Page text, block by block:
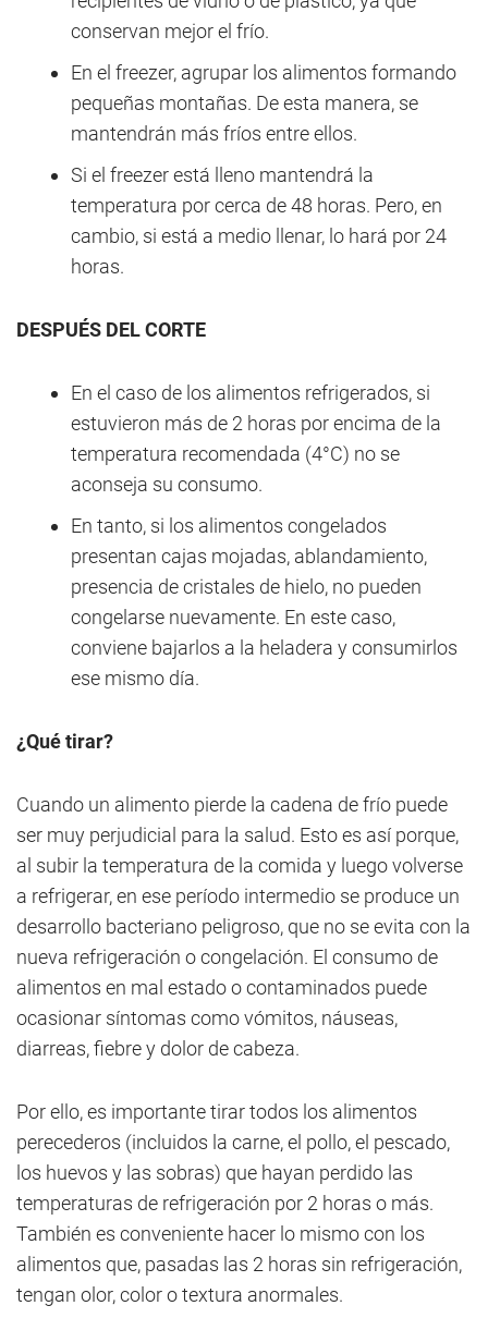
conservan mejor el frío.
En el freezer, agrupar los alimentos formando
pequeñas montañas. De esta manera, se
mantendrán más fríos entre ellos.
Si el freezer está lleno mantendrá la
temperatura por cerca de 48 horas. Pero, en
cambio, si está a medio llenar, lo hará por 24
horas.
DESPUÉS DEL CORTE
En el caso de los alimentos refrigerados, si
estuvieron más de 2 horas por encima de la
temperatura recomendada (4°C) no se
aconseja su consumo.
En tanto, si los alimentos congelados
presentan cajas mojadas, ablandamiento,
presencia de cristales de hielo, no pueden
congelarse nuevamente. En este caso,
conviene bajarlos a la heladera y consumirlos
ese mismo día.
¿Qué tirar?
Cuando un alimento pierde la cadena de frío puede
ser muy perjudicial para la salud. Esto es así porque,
al subir la temperatura de la comida y luego volverse
a refrigerar, en ese período intermedio se produce un
desarrollo bacteriano peligroso, que no se evita con la
nueva refrigeración o congelación. El consumo de
alimentos en mal estado o contaminados puede
ocasionar síntomas como vómitos, náuseas,
diarreas, fiebre y dolor de cabeza.
Por ello, es importante tirar todos los alimentos
perecederos (incluidos la carne, el pollo, el pescado,
los huevos y las sobras) que hayan perdido las
temperaturas de refrigeración por 2 horas o más.
También es conveniente hacer lo mismo con los
alimentos que, pasadas las 2 horas sin refrigeración,
tengan olor, color o textura anormales.